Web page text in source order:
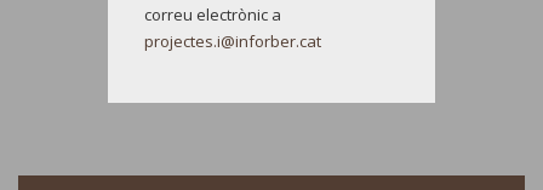
correu electrònic a
projectes.i@inforber.cat